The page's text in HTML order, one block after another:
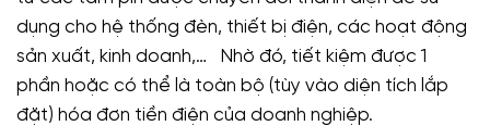
dụng cho hệ thống đèn, thiết bị điện, các hoạt động
sản xuất, kinh doanh,… Nhờ đó, tiết kiệm được 1
phần hoặc có thể là toàn bộ (tùy vào diện tích lắp
đặt) hóa đơn tiền điện của doanh nghiệp.